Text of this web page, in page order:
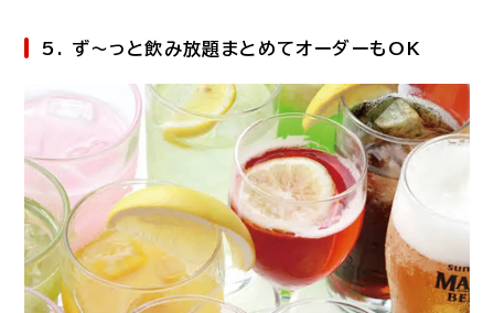
5. ず～っと飲み放題まとめてオーダーもOK